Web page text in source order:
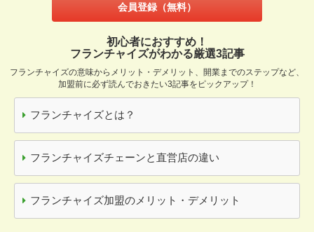
会員登録（無料）
初心者におすすめ！
フランチャイズがわかる厳選3記事
フランチャイズの意味からメリット・デメリット、開業までのステップなど、
加盟前に必ず読んでおきたい3記事をピックアップ！
フランチャイズとは？
フランチャイズチェーンと直営店の違い
フランチャイズ加盟のメリット・デメリット